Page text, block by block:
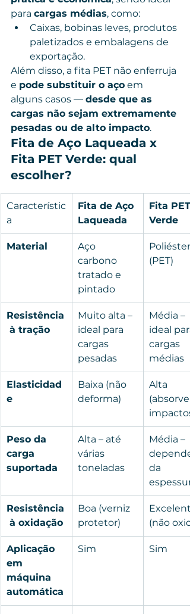
para cargas médias, como:
Caixas, bobinas leves, produtos
paletizados e embalagens de
exportação.
Além disso, a fita PET não enferruja
e pode substituir o aço em
alguns casos — desde que as
cargas não sejam extremamente
pesadas ou de alto impacto.
Fita de Aço Laqueada x
Fita PET Verde: qual
escolher?
Característic
a
Fita de Aço
Laqueada
Fita PET
Verde
Material
Aço
carbono
tratado e
pintado
Poliéster
(PET)
Resistência
à tração
Muito alta –
ideal para
cargas
pesadas
Média –
ideal
cargas
médias
Elasticidad
e
Baixa (não
deforma)
Alta
(absorve
Peso da
carga
suportada
Alta – até
várias
toneladas
Média –
depende
da
Resistência
à oxidação
Boa (verniz
protetor)
(não
Aplicação
em
máquina
automática
Sim Sim